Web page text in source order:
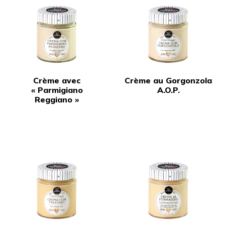
Crème avec
« Parmigiano
Reggiano »
Crème au Gorgonzola
A.O.P.